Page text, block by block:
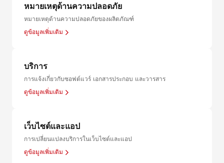
หมายเหตุด้านความปลอดภัย
หมายเหตุด้านความปลอดภัยของผลิตภัณฑ์
ดูข้อมูลเพิ่มเติม
บริการ
การแจ้งเกี่ยวกับซอฟต์แวร์ เอกสารประกอบ และวารสาร
ดูข้อมูลเพิ่มเติม
เว็บไซต์และแอป
การเปลี่ยนแปลงบริการในเว็บไซต์และแอป
ดูข้อมูลเพิ่มเติม